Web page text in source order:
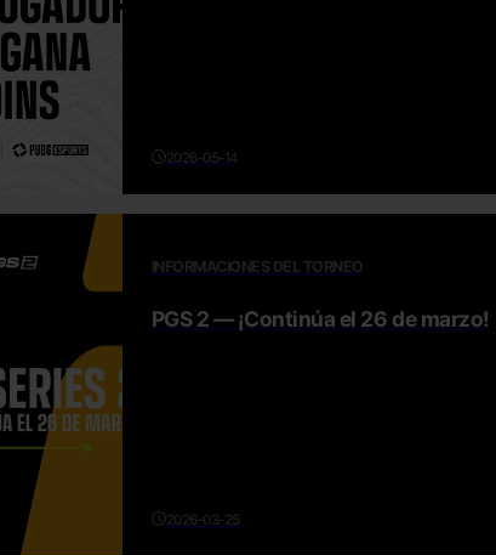
2026-05-14
INFORMACIONES DEL TORNEO
PGS 2 — ¡Continúa el 26 de marzo!
2026-03-25